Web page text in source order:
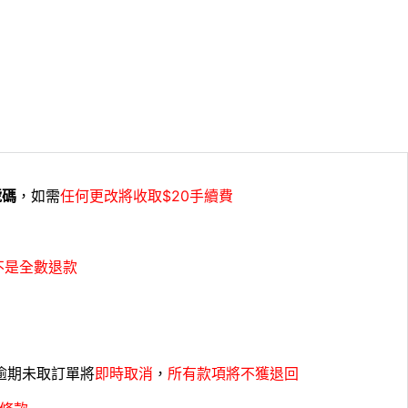
，如需任何更改將收取$20手續費
是全數退款
期未取訂單將即時取消 ， 所有款項將不獲退回